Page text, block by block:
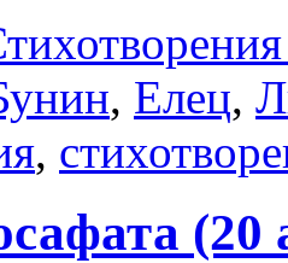
, Елец,
,
(20